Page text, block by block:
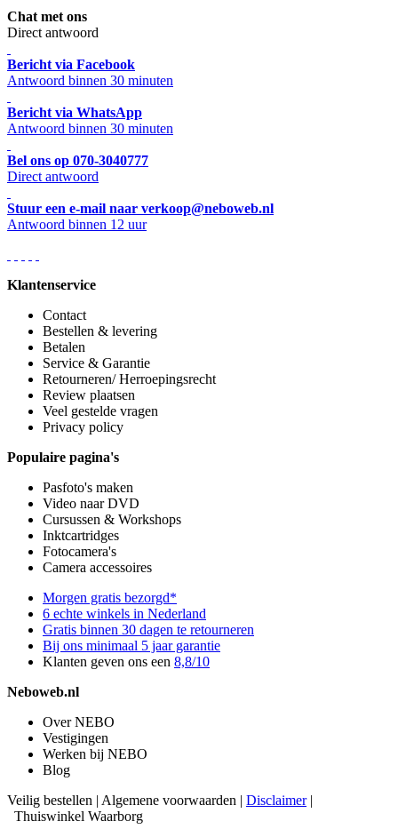
Chat met ons
Direct antwoord
Bericht via Facebook
Antwoord binnen 30 minuten
Bericht via WhatsApp
Antwoord binnen 30 minuten
Bel ons op 070-3040777
Direct antwoord
Stuur een e-mail naar verkoop@neboweb.nl
Antwoord binnen 12 uur
Klantenservice
Contact
Bestellen & levering
Betalen
Service & Garantie
Retourneren/ Herroepingsrecht
Review plaatsen
Veel gestelde vragen
Privacy policy
Populaire pagina's
Pasfoto's maken
Video naar DVD
Cursussen & Workshops
Inktcartridges
Fotocamera's
Camera accessoires
Morgen gratis bezorgd*
6 echte winkels in Nederland
Gratis binnen 30 dagen te retourneren
Bij ons minimaal 5 jaar garantie
Klanten geven ons een 8,8/10
Neboweb.nl
Over NEBO
Vestigingen
Werken bij NEBO
Blog
Veilig bestellen | Algemene voorwaarden | Disclaimer|
Thuiswinkel Waarborg